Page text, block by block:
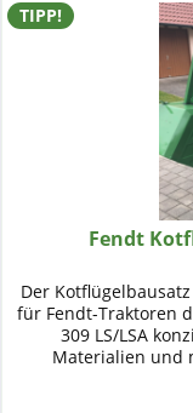
TIPP!
Fendt
Der
für Fendt-Traktoren
309 LS/LSA
Materialien und